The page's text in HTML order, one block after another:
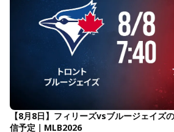
【8月8日】フィリーズvsブルージェイズ
信予定｜MLB2026